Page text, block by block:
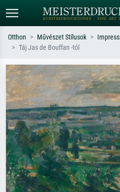
Keressen művész, műcím vagy stílus
szerint – pl. Monet, Csillagos éj,
impresszionizmus, Hokusai-hullám,
akt.
Otthon Művészet Stílusok
Táj Jas de Bouffan -tól